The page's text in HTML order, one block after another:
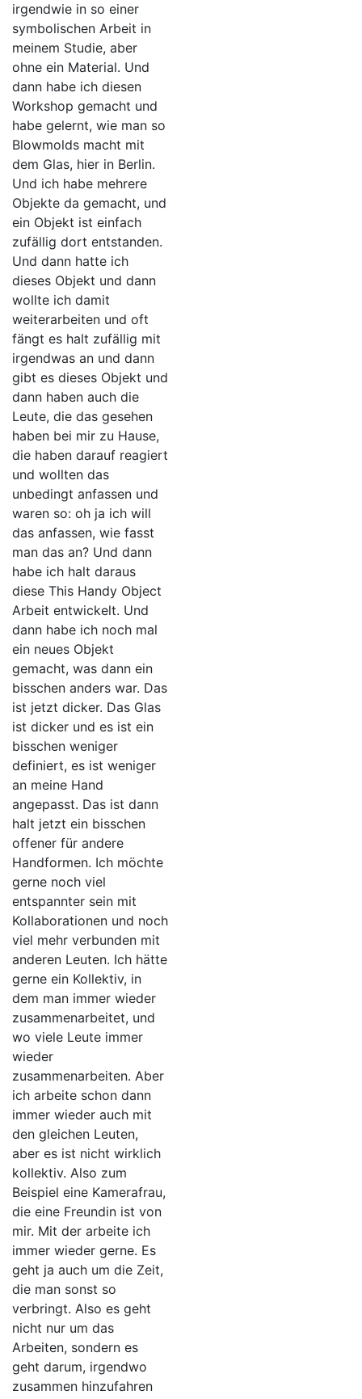
irgendwie in so einer
symbolischen Arbeit in
meinem Studie, aber
ohne ein Material. Und
dann habe ich diesen
Workshop gemacht und
habe gelernt, wie man so
Blowmolds macht mit
dem Glas, hier in Berlin.
Und ich habe mehrere
Objekte da gemacht, und
ein Objekt ist einfach
zufällig dort entstanden.
Und dann hatte ich
dieses Objekt und dann
wollte ich damit
weiterarbeiten und oft
fängt es halt zufällig mit
irgendwas an und dann
gibt es dieses Objekt und
dann haben auch die
Leute, die das gesehen
haben bei mir zu Hause,
die haben darauf reagiert
und wollten das
unbedingt anfassen und
waren so: oh ja ich will
das anfassen, wie fasst
man das an? Und dann
habe ich halt daraus
diese This Handy Object
Arbeit entwickelt. Und
dann habe ich noch mal
ein neues Objekt
gemacht, was dann ein
bisschen anders war. Das
ist jetzt dicker. Das Glas
ist dicker und es ist ein
bisschen weniger
definiert, es ist weniger
an meine Hand
angepasst. Das ist dann
halt jetzt ein bisschen
offener für andere
Handformen. Ich möchte
gerne noch viel
entspannter sein mit
Kollaborationen und noch
viel mehr verbunden mit
anderen Leuten. Ich hätte
gerne ein Kollektiv, in
dem man immer wieder
zusammenarbeitet, und
wo viele Leute immer
wieder
zusammenarbeiten. Aber
ich arbeite schon dann
immer wieder auch mit
den gleichen Leuten,
aber es ist nicht wirklich
kollektiv. Also zum
Beispiel eine Kamerafrau,
die eine Freundin ist von
mir. Mit der arbeite ich
immer wieder gerne. Es
geht ja auch um die Zeit,
die man sonst so
verbringt. Also es geht
nicht nur um das
Arbeiten, sondern es
geht darum, irgendwo
zusammen hinzufahren